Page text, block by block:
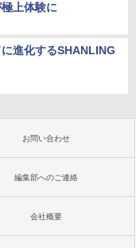
上体験に
進化するSHANLING
お問い合わせ
編集部へのご連絡
会社概要